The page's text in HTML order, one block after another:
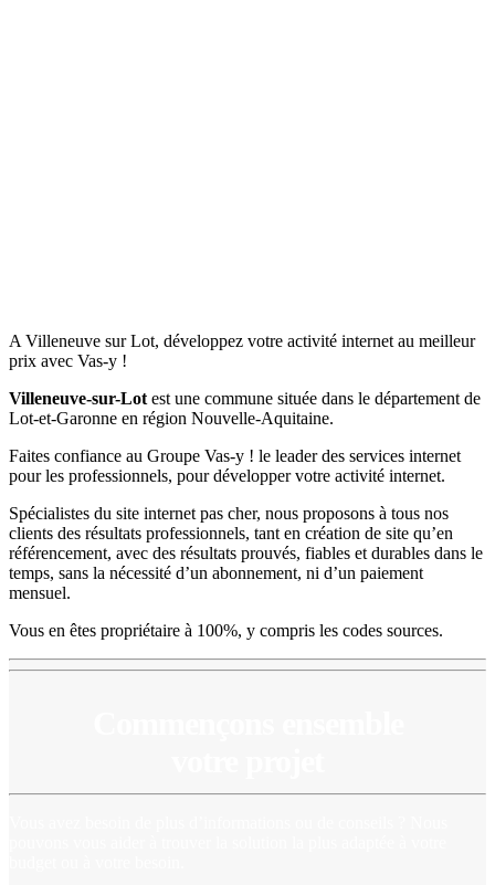
A Villeneuve sur Lot, développez votre activité internet au meilleur
prix avec Vas-y !
Villeneuve-sur-Lot est une commune située dans le département de
Lot-et-Garonne en région Nouvelle-Aquitaine.
Faites confiance au Groupe Vas-y ! le leader des services internet
pour les professionnels, pour développer votre activité internet.
Spécialistes du site internet pas cher, nous proposons à tous nos
clients des résultats professionnels, tant en création de site qu’en
référencement, avec des résultats prouvés, fiables et durables dans le
temps, sans la nécessité d’un abonnement, ni d’un paiement
mensuel.
Vous en êtes propriétaire à 100%, y compris les codes sources.